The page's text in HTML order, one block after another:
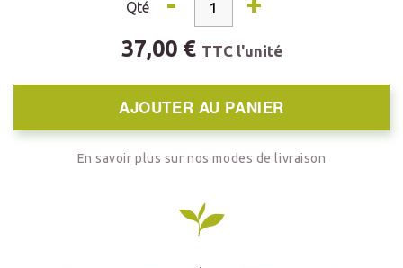
Qté
37,00 € TTC l'unité
AJOUTER AU PANIER
En savoir plus sur nos modes de livraison